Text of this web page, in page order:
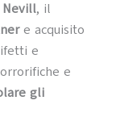
Nevill, il
e acquisito
e
e
gli